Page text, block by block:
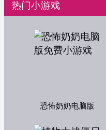
热门小游戏
恐怖奶奶电脑版